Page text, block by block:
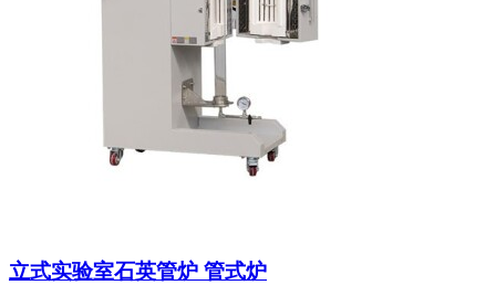
立式实验室石英管炉 管式炉